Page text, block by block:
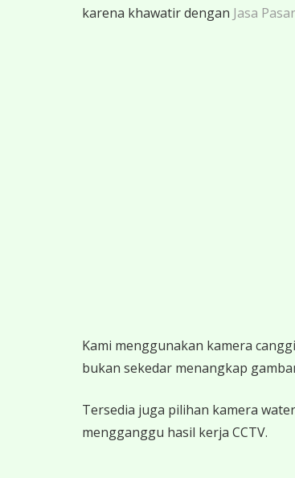
karena khawatir dengan Jasa
Kami menggunakan kamera
bukan sekedar menangkap
Tersedia juga pilihan kamera
mengganggu hasil kerja CCTV.